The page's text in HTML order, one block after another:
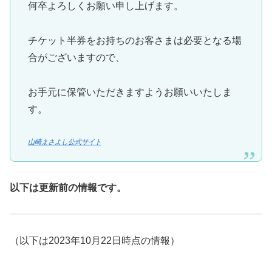
何卒よろしくお願い申し上げます。
チケット半券をお持ちのお客さまは必要となる場
合がございますので、
お手元に保管いただきますようお願いいたしま
す。
山崎まさよし公式サイト
以下は更新前の情報です。
（以下は2023年10月22日時点の情報）